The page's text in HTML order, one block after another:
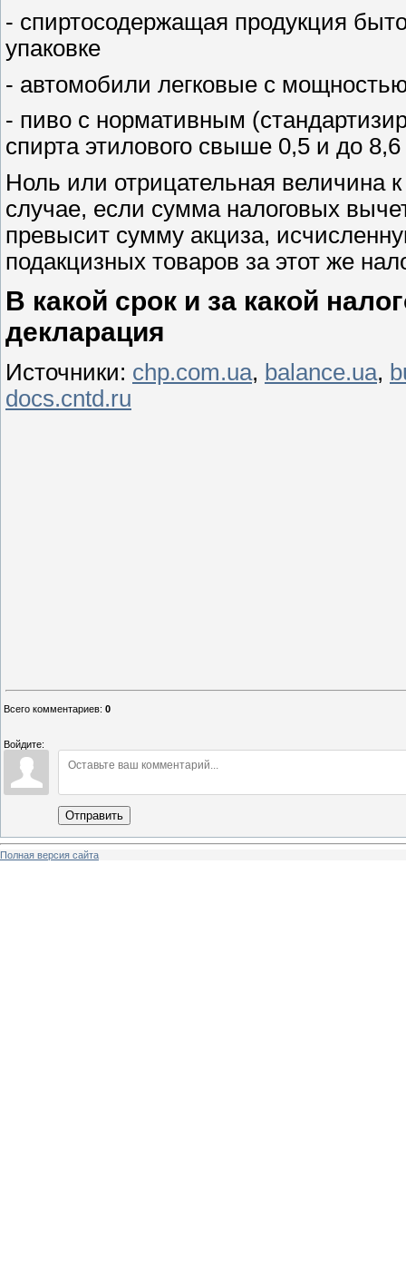
- спиртосодержащая продукция
упаковке
- автомобили легковые с
- пиво с нормативным
спирта этилового свыше 0,5 и до
Ноль или отрицательная величина
случае, если сумма налоговых
превысит сумму акциза,
подакцизных товаров за этот же
В какой срок и за какой
декларация
Источники: chp.com.ua, balance.ua,
docs.cntd.ru
Всего комментариев: 0
Войдите:
Отправить
Полная версия сайта